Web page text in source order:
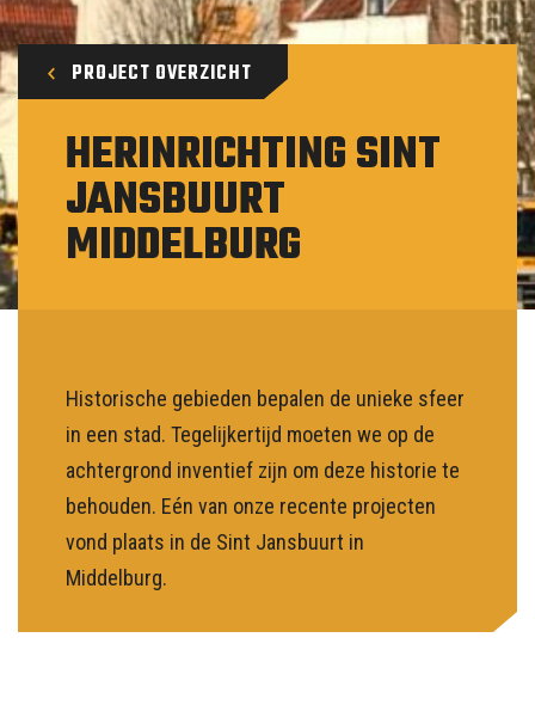
Over ons
Contact
NL
PROJECT OVERZICHT
HERINRICHTING SINT
JANSBUURT
MIDDELBURG
Historische gebieden bepalen de unieke sfeer
in een stad. Tegelijkertijd moeten we op de
achtergrond inventief zijn om deze historie te
behouden. Eén van onze recente projecten
vond plaats in de Sint Jansbuurt in
Middelburg.